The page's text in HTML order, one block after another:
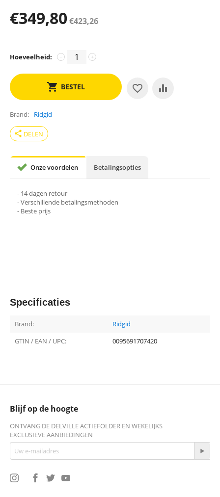
€349,80€423,26
Hoeveelheid: +
−
BESTEL
Brand Ridgid
share DELEN
Onze voordelen Betalingsopties
- 14 dagen retour
- Verschillende betalingsmethoden
- Beste prijs
Specificaties
Brand:
Ridgid
GTIN / EAN / UPC:
0095691707420
Blijf op de hoogte
ONTVANG DE DELVILLE ACTIEFOLDER EN WEKELIJKS
EXCLUSIEVE AANBIEDINGEN